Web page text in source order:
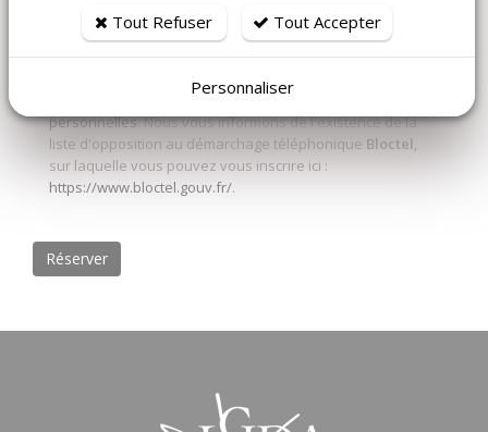
Agapes en charge de son traitement.
Vous disposez de droits Informatique et Libertés sur les
données vous concernant, que vous pouvez exercer en
contactant le délégué à la protection des données de La
Politique de protection des données
personnelles. Nous vous informons de l'existence de la
liste d'opposition au démarchage téléphonique Bloctel,
sur laquelle vous pouvez vous inscrire ici :
https://www.bloctel.gouv.fr/.
Réserver
Tout Refuser Tout Accepter
Personnaliser